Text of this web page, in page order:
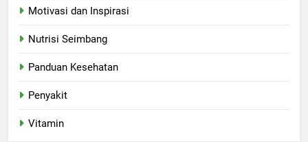
Motivasi dan Inspirasi
Nutrisi Seimbang
Panduan Kesehatan
Penyakit
Vitamin